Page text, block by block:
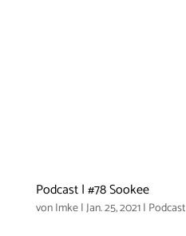
Podcast | #78 Sookee
vonImke|Jan. 25, 2021| Podcast